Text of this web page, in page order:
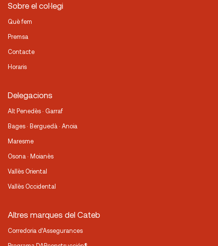
Sobre el col·legi
Què fem
Premsa
Contacte
Horaris
Delegacions
Alt Penedès · Garraf
Bages · Berguedà · Anoia
Maresme
Osona · Moianès
Vallès Oriental
Vallès Occidental
Altres marques del Cateb
Corredoria d’Assegurances